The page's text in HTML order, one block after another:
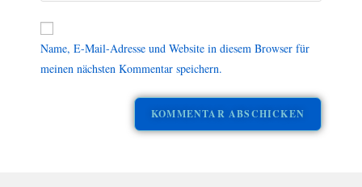
Name, E-Mail-Adresse und Website in diesem Browser für
meinen nächsten Kommentar speichern.